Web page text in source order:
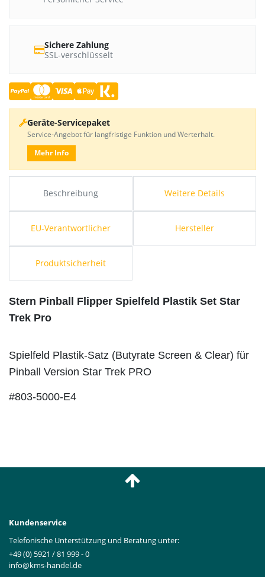
Beschreibung Weitere Details
EU-Verantwortlicher Hersteller
Produktsicherheit
Stern Pinball Flipper Spielfeld Plastik Set Star
Trek Pro
Spielfeld Plastik-Satz (Butyrate Screen & Clear) für
Pinball Version Star Trek PRO
#803-5000-E4
Sichere Zahlung
SSL-verschlüsselt
Geräte-Servicepaket
Service-Angebot für langfristige Funktion und Werterhalt.
Mehr Info
Kundenservice
Telefonische Unterstützung und Beratung unter:
+49 (0) 5921 / 81 999 - 0
info@kms-handel.de